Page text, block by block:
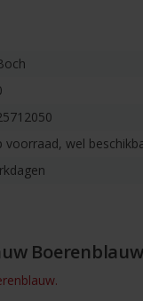
voorraad, wel
Boerenblauw